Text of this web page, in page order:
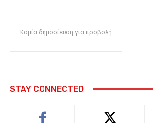
Καμία δημοσίευση για προβολή
STAY CONNECTED